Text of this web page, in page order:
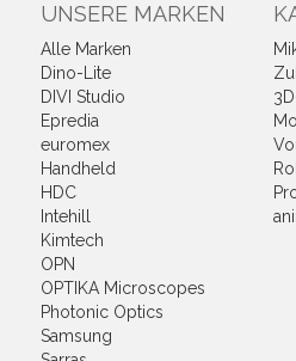
UNSERE MARKEN
Alle Marken
Dino-Lite
DIVI Studio
Epredia
euromex
Handheld
HDC
Intehill
Kimtech
OPN
OPTIKA Microscopes
Photonic Optics
Samsung